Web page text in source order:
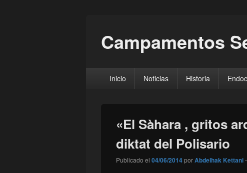
Campamentos
principalInicio Noticias Historia
«El Sàhara , gritos
diktat del Polisario
Publicado el 04/06/2014porAbdelhak Kettani